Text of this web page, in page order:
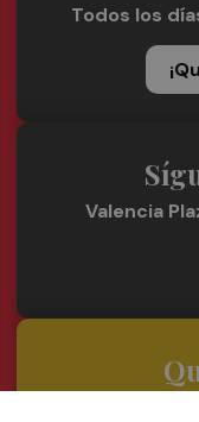
Todos los
Valencia